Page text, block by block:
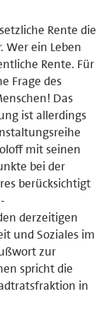
Rente die
Wer ein Leben
Rente. Für
Frage des
Das
ist allerdings
mit seinen
bei der
berücksichtigt
derzeitigen
und Soziales im
zur
spricht die
in